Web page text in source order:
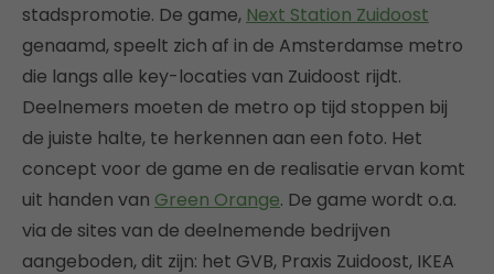
stadspromotie. De game, Next Station Zuidoost
genaamd, speelt zich af in de Amsterdamse metro
die langs alle key-locaties van Zuidoost rijdt.
Deelnemers moeten de metro op tijd stoppen bij
de juiste halte, te herkennen aan een foto. Het
concept voor de game en de realisatie ervan komt
uit handen van Green Orange. De game wordt o.a.
via de sites van de deelnemende bedrijven
aangeboden, dit zijn: het GVB, Praxis Zuidoost, IKEA